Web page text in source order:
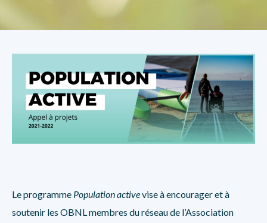
Le programme Population activevise à encourager et à
soutenir les OBNL membres du réseau de l’Association